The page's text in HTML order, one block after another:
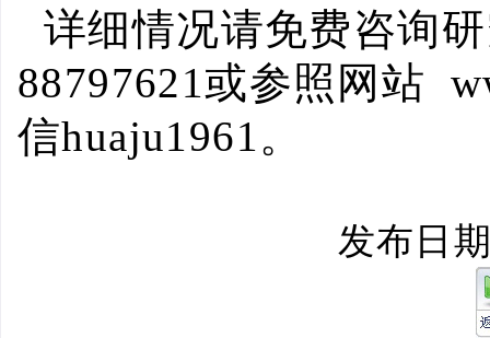
详细情况请免费咨询
88797621或参照网站
信huaju1961 。
发布日